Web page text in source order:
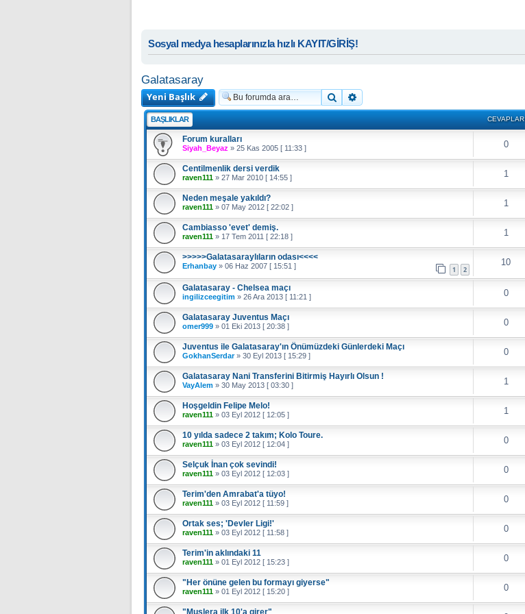
Sosyal medya hesaplarınızla hızlı KAYIT/GİRİŞ!
Galatasaray
Yeni Başlık
Ara
BAŞLIKLAR CEVAPLAR
Forum kuralları
Siyah_Beyaz » 25 Kas 2005 [ 11:33 ] 0
Centilmenlik dersi verdik
raven111 » 27 Mar 2010 [ 14:55 ] 1
Neden meşale yakıldı?
raven111 » 07 May 2012 [ 22:02 ] 1
Cambiasso 'evet' demiş.
raven111 » 17 Tem 2011 [ 22:18 ] 1
>>>>>Galatasaraylıların odası<<<<
Erhanbay » 06 Haz 2007 [ 15:51 ] 1 2
10
Galatasaray - Chelsea maçı
ingilizceegitim » 26 Ara 2013 [ 11:21 ] 0
Galatasaray Juventus Maçı
omer999 » 01 Eki 2013 [ 20:38 ] 0
Juventus ile Galatasaray'ın Önümüzdeki Günlerdeki Maçı
GokhanSerdar» 30 Eyl 2013 [ 15:29 ] 0
Galatasaray Nani Transferini Bitirmiş Hayırlı Olsun !
VayAlem » 30 May 2013 [ 03:30 ] 1
Hoşgeldin Felipe Melo!
raven111 » 03 Eyl 2012 [ 12:05 ] 1
10 yılda sadece 2 takım; Kolo Toure.
raven111 » 03 Eyl 2012 [ 12:04 ] 0
Selçuk İnan çok sevindi!
raven111 » 03 Eyl 2012 [ 12:03 ] 0
Terim'den Amrabat'a tüyo!
raven111 » 03 Eyl 2012 [ 11:59 ] 0
Ortak ses; 'Devler Ligi!'
raven111 » 03 Eyl 2012 [ 11:58 ] 0
Terim'in aklındaki 11
raven111 » 01 Eyl 2012 [ 15:23 ] 0
"Her önüne gelen bu formayı giyerse"
raven111 » 01 Eyl 2012 [ 15:20 ] 0